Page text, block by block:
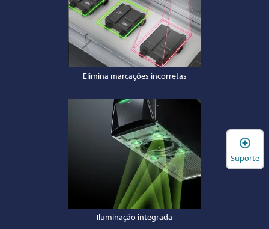
Elimina marcações incorretas
Iluminação integrada
Suporte